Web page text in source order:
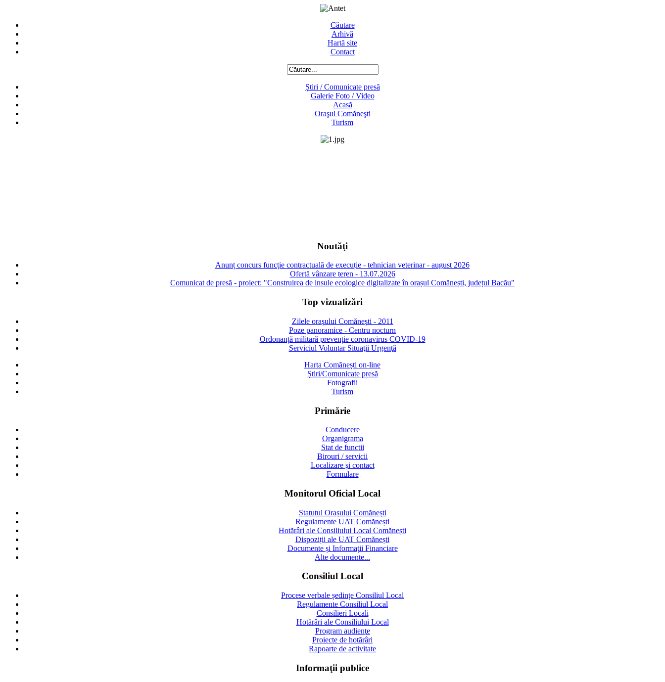
Căutare
Arhivă
Hartă site
Contact
Știri / Comunicate presă
Galerie Foto / Video
Acasă
Oraşul Comăneşti
Turism
Noutăţi
Anunț concurs funcție contractuală de execuție - tehnician veterinar - august 2026
Ofertă vânzare teren - 13.07.2026
Comunicat de presă - proiect: "Construirea de insule ecologice digitalizate în orașul Comănești, județul Bacău"
Top vizualizări
Zilele oraşului Comăneşti - 2011
Poze panoramice - Centru nocturn
Ordonanță militară prevenție coronavirus COVID-19
Serviciul Voluntar Situaţii Urgenţă
Harta Comănești on-line
Știri/Comunicate presă
Fotografii
Turism
Primărie
Conducere
Organigrama
Stat de functii
Birouri / servicii
Localizare şi contact
Formulare
Monitorul Oficial Local
Statutul Orașului Comănești
Regulamente UAT Comănești
Hotărâri ale Consiliului Local Comănești
Dispoziții ale UAT Comănești
Documente și Informații Financiare
Alte documente...
Consiliul Local
Procese verbale ședințe Consiliul Local
Regulamente Consiliul Local
Consilieri Locali
Hotărâri ale Consiliului Local
Program audienţe
Proiecte de hotărâri
Rapoarte de activitate
Informaţii publice